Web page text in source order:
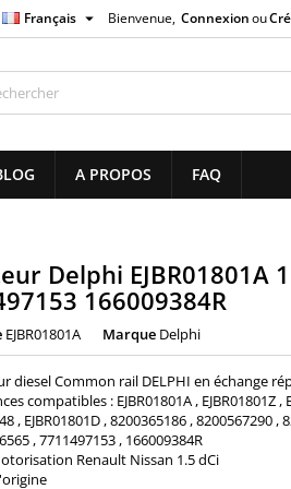
Bienvenue, Connexionou
Français 
A PROPOS FAQ
Delphi EJBR01801A
166009384R
EJBR01801A Marque Delphi
diesel Common rail DELPHI en échange
compatibles : EJBR01801A , EJBR01801Z ,
, EJBR01801D , 8200365186 , 8200567290 ,
, 7711497153 , 166009384R
Renault Nissan 1.5 dCi
×
list
×
×